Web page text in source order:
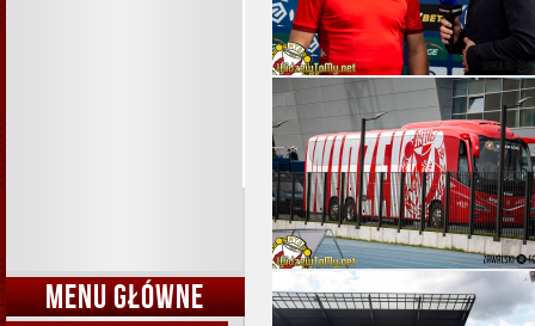
MENU GŁÓWNE